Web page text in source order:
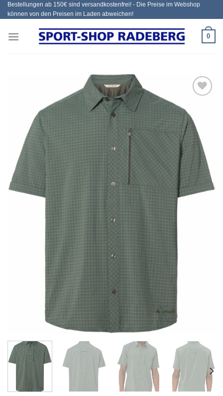
Zum
Inhalt
Bestellungen ab 150€ sind versandkostenfrei! - Die Preise im Webshop
können von den Preisen im Laden abweichen!
0
wishlist